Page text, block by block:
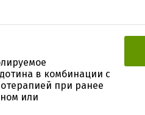
в комбинации с
при ранее
или